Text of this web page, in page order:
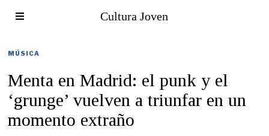
Cultura Joven
MÚSICA
Menta en Madrid: el punk y el
‘grunge’ vuelven a triunfar en un
momento extraño